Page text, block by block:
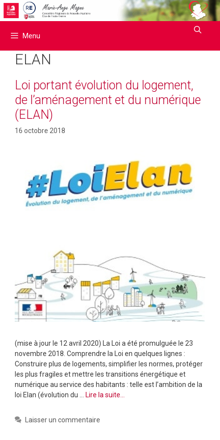
Aller
au
Menu
ELAN
Loi portant évolution du logement,
de l’aménagement et du numérique
(ELAN)
16 octobre 2018
(mise à jour le 12 avril 2020) La Loi a été promulguée le 23
novembre 2018. Comprendre la Loi en quelques lignes :
Construire plus de logements, simplifier les normes, protéger
les plus fragiles et mettre les transitions énergétique et
numérique au service des habitants : telle est l’ambition de la
loi Elan (évolution du …
Lire la suite…
Laisser un commentaire